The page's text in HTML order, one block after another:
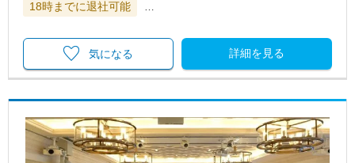
18時までに退社可能
詳細を見る
気になる